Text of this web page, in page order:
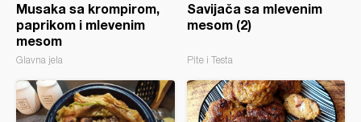
Musaka sa krompirom,
paprikom i mlevenim
mesom
Glavna jela
Savijača sa mlevenim
mesom (2)
Pite i Testa